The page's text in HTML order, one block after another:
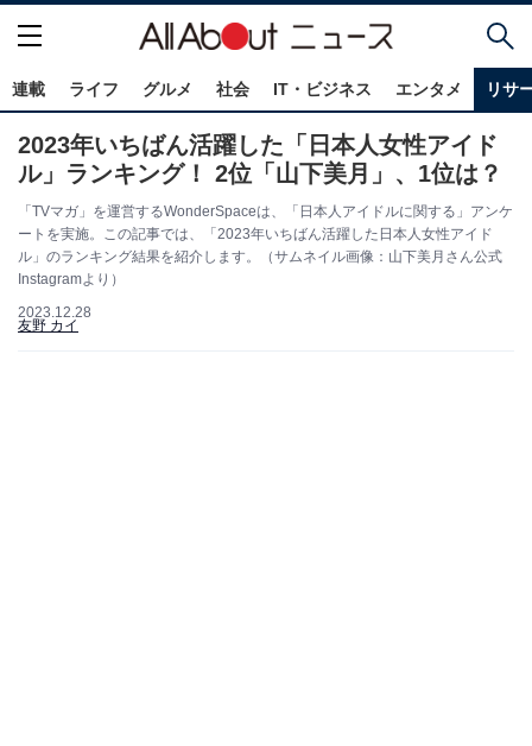
連載 ライフ グルメ 社会 IT・ビジネス エンタメ リサ
2023年いちばん活躍した「日本人女性アイド
ル」ランキング！ 2位「山下美月」、1位は？
「TVマガ」を運営するWonderSpaceは、「日本人アイドルに関する」アンケ
ートを実施。この記事では、「2023年いちばん活躍した日本人女性アイド
ル」のランキング結果を紹介します。（サムネイル画像：山下美月さん公式
Instagramより）
2023.12.28
友野 カイ